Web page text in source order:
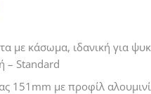
με κάσωμα, ιδανική για
– Standard
151mm με προφίλ